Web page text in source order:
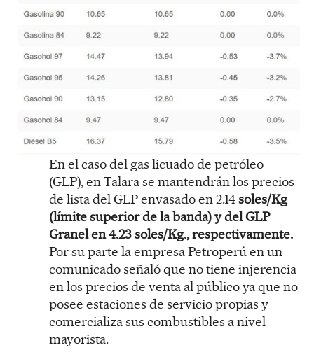
En el caso del gas licuado de petróleo
(GLP), en Talara se mantendrán los precios
de lista del GLP envasado en 2.14soles/Kg
(límite superior de la banda) y del GLP
Granel en 4.23 soles/Kg., respectivamente.
Por su parte la empresa Petroperú en un
comunicado señaló que no tiene injerencia
en los precios de venta al público ya que no
posee estaciones de servicio propias y
comercializa sus combustibles a nivel
mayorista.